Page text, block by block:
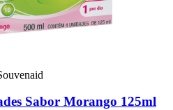
Sabor Morango 125ml